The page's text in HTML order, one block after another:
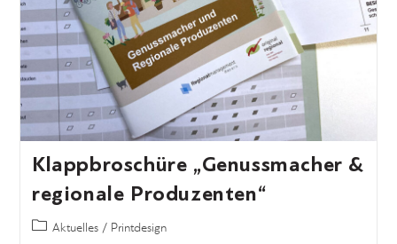
Klappbroschüre „Genussmacher &
regionale Produzenten“
Aktuelles / Printdesign